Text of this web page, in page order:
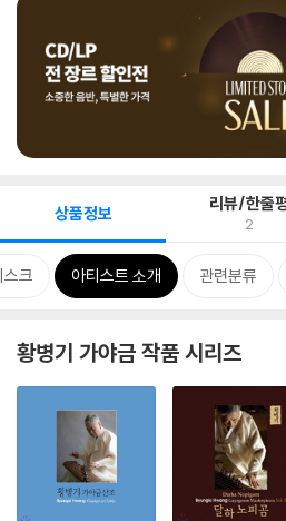
상품정보 리뷰/한줄
2
스크 아티스트 소개 관련분류
황병기 가야금 작품 시리즈